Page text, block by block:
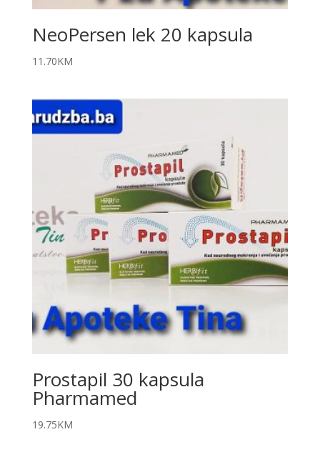
NeoPersen lek 20 kapsula
11.70KM
Prostapil 30 kapsula
Pharmamed
19.75KM